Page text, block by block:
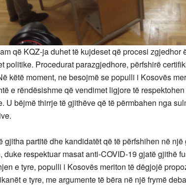
që KQZ-ja duhet të kujdeset që procesi zgjedhor
politike. Procedurat parazgjedhore, përfshirë
këtë moment, ne besojmë se populli i Kosovës
e rëndësishme që vendimet ligjore të
U bëjmë thirrje të gjithëve që të përmbahen nga
gjitha partitë dhe kandidatët që të përfshihen në
duke respektuar masat anti-COVID-19 gjatë gjithë
e tyre, populli i Kosovës meriton të dëgjojë
e tyre, me argumente të bëra në një frymë